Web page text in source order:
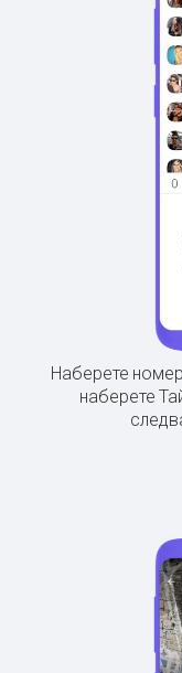
Наберете
наберете